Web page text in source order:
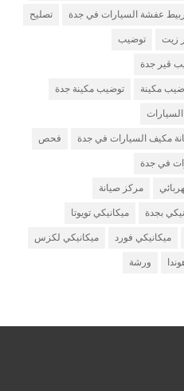
عفشة السيارات في جدة تصليح
زيت توضيب
قير جدة
مكينة توضيب مكينة جدة
مكيف السيارات في جدة فحص
في جدة
مركز صيانة
بجدة ميكانيكي تويوتا
ميكانيكي فورد ميكانيكي لكزس
ورشة